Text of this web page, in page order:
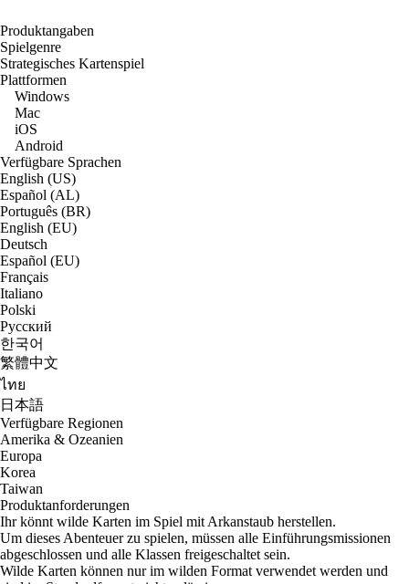
Produktangaben
Spielgenre
Strategisches Kartenspiel
Plattformen
Windows
Mac
iOS
Android
Verfügbare Sprachen
English (US)
Español (AL)
Português (BR)
English (EU)
Deutsch
Español (EU)
Français
Italiano
Polski
Русский
한국어
繁體中文
ไทย
日本語
Verfügbare Regionen
Amerika & Ozeanien
Europa
Korea
Taiwan
Produktanforderungen
Ihr könnt wilde Karten im Spiel mit Arkanstaub herstellen.
Um dieses Abenteuer zu spielen, müssen alle Einführungsmissionen
abgeschlossen und alle Klassen freigeschaltet sein.
Wilde Karten können nur im wilden Format verwendet werden und